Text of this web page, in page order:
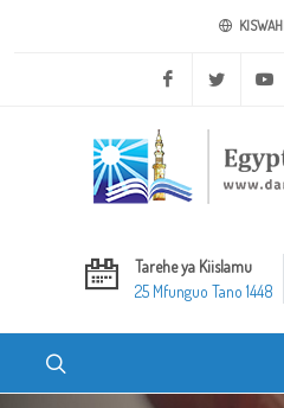
Facebook Twitter
Tarehe ya Kiislamu
25 Mfunguo Tano 1448